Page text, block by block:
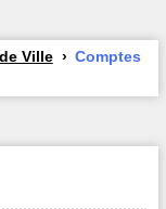
Ville
Comptes